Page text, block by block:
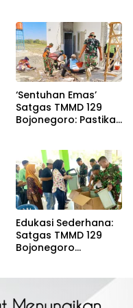
Dikebut
‘Sentuhan Emas’
Satgas TMMD 129
Bojonegoro: Pastikan
dan Presisi
Edukasi Sederhana:
Satgas TMMD 129
Bojonegoro
Lingkungan di